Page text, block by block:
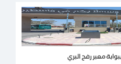
معبر رفح البري